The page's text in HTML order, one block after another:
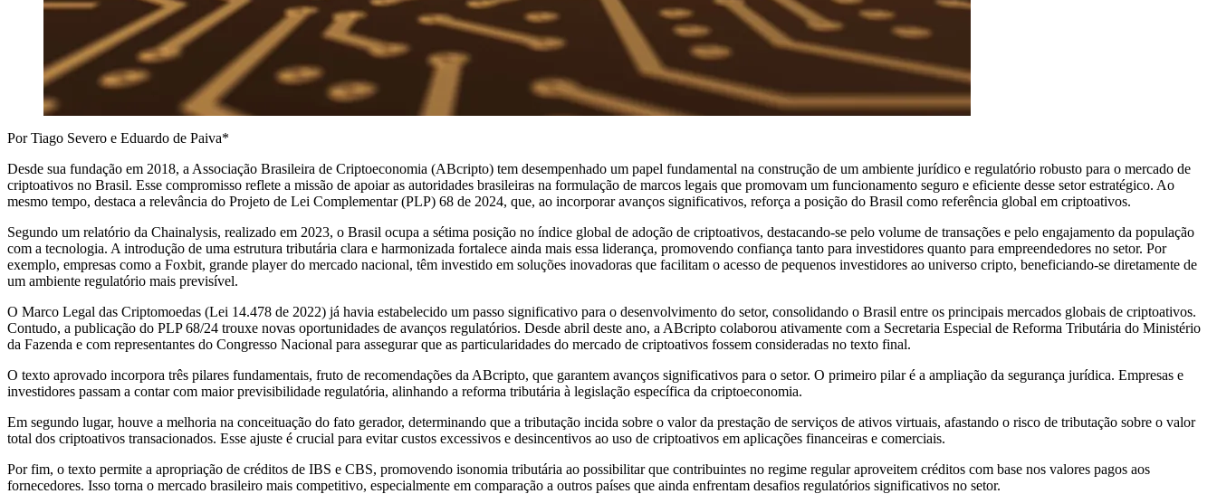
Por Tiago Severo e Eduardo de Paiva*
Desde sua fundação em 2018, a Associação Brasileira de Criptoeconomia (ABcripto) tem desempenhado um papel fundamental na construção de um ambiente jurídico e regulatório robusto para o mercado de
criptoativos no Brasil. Esse compromisso reflete a missão de apoiar as autoridades brasileiras na formulação de marcos legais que promovam um funcionamento seguro e eficiente desse setor estratégico. Ao
mesmo tempo, destaca a relevância do Projeto de Lei Complementar (PLP) 68 de 2024, que, ao incorporar avanços significativos, reforça a posição do Brasil como referência global em criptoativos.
Segundo um relatório da Chainalysis, realizado em 2023, o Brasil ocupa a sétima posição no índice global de adoção de criptoativos, destacando-se pelo volume de transações e pelo engajamento da população
com a tecnologia. A introdução de uma estrutura tributária clara e harmonizada fortalece ainda mais essa liderança, promovendo confiança tanto para investidores quanto para empreendedores no setor. Por
exemplo, empresas como a Foxbit, grande player do mercado nacional, têm investido em soluções inovadoras que facilitam o acesso de pequenos investidores ao universo cripto, beneficiando-se diretamente de
um ambiente regulatório mais previsível.
O Marco Legal das Criptomoedas (Lei 14.478 de 2022) já havia estabelecido um passo significativo para o desenvolvimento do setor, consolidando o Brasil entre os principais mercados globais de criptoativos.
Contudo, a publicação do PLP 68/24 trouxe novas oportunidades de avanços regulatórios. Desde abril deste ano, a ABcripto colaborou ativamente com a Secretaria Especial de Reforma Tributária do Ministério
da Fazenda e com representantes do Congresso Nacional para assegurar que as particularidades do mercado de criptoativos fossem consideradas no texto final.
O texto aprovado incorpora três pilares fundamentais, fruto de recomendações da ABcripto, que garantem avanços significativos para o setor. O primeiro pilar é a ampliação da segurança jurídica. Empresas e
investidores passam a contar com maior previsibilidade regulatória, alinhando a reforma tributária à legislação específica da criptoeconomia.
Em segundo lugar, houve a melhoria na conceituação do fato gerador, determinando que a tributação incida sobre o valor da prestação de serviços de ativos virtuais, afastando o risco de tributação sobre o valor
total dos criptoativos transacionados. Esse ajuste é crucial para evitar custos excessivos e desincentivos ao uso de criptoativos em aplicações financeiras e comerciais.
Por fim, o texto permite a apropriação de créditos de IBS e CBS, promovendo isonomia tributária ao possibilitar que contribuintes no regime regular aproveitem créditos com base nos valores pagos aos
fornecedores. Isso torna o mercado brasileiro mais competitivo, especialmente em comparação a outros países que ainda enfrentam desafios regulatórios significativos no setor.